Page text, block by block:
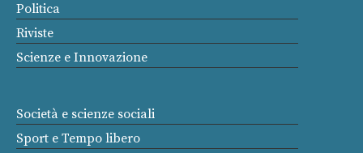
Politica
Riviste
Scienze e Innovazione
Società e scienze sociali
Sport e Tempo libero